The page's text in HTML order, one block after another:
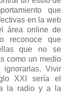
que
en la web
área online de
reconoce que
que no se
como un medio
Vivir
XXI sería el
la radio y a la